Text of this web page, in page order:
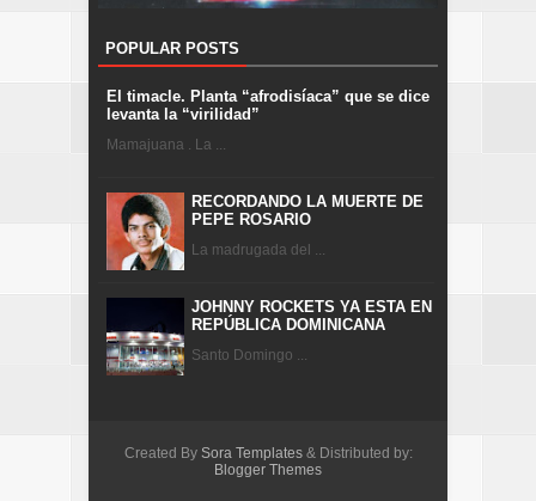
POPULAR POSTS
El timacle. Planta “afrodisíaca” que se dice
levanta la “virilidad”
Mamajuana . La ...
RECORDANDO LA MUERTE DE
PEPE ROSARIO
La madrugada del ...
JOHNNY ROCKETS YA ESTA EN
REPÚBLICA DOMINICANA
Santo Domingo ...
Created By Sora Templates& Distributed by:
Blogger Themes